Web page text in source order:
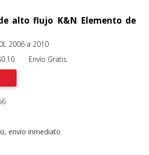
alto flujo K&N Elemento de
2006 a 2010
Envío Gratis
envío inmediato